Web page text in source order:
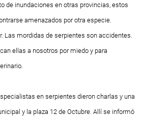
de inundaciones en otras provincias, estos
amenazados por otra especie.
Las mordidas de serpientes son accidentes.
ellas a nosotros por miedo y para
en serpientes dieron charlas y una
y la plaza 12 de Octubre. Allí se informó